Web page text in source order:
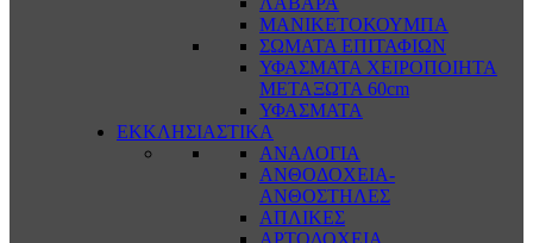
ΜΑΝΙΚΕΤΟΚΟΥΜΠΑ
ΣΩΜΑΤΑ ΕΠΙΤΑΦΙΩΝ
ΥΦΑΣΜΑΤΑ ΧΕΙΡΟΠΟΙΗΤΑ
ΜΕΤΑΞΩΤΑ 60cm
ΥΦΑΣΜΑΤΑ
ΕΚΚΛΗΣΙΑΣΤΙΚΑ
ΑΝΑΛΟΓΙΑ
ΑΝΘΟΔΟΧΕΙΑ-
ΑΝΘΟΣΤΗΛΕΣ
ΑΠΛΙΚΕΣ
ΑΡΤΟΔΟΧΕΙΑ